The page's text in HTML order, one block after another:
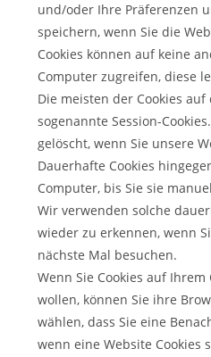
und/oder Ihre Präferenzen
speichern, wenn Sie die
Cookies können auf keine
Computer zugreifen, diese
Die meisten der Cookies
sogenannte Session-
gelöscht, wenn Sie unsere
Dauerhafte Cookies
Computer, bis Sie sie
Wir verwenden solche
wieder zu erkennen, wenn
nächste Mal besuchen.
Wenn Sie Cookies auf
wollen, können Sie ihre
wählen, dass Sie eine
wenn eine Website Cookies